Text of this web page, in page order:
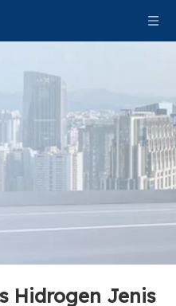
Hidrogen Jenis